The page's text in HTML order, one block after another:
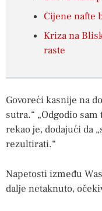
Cijene nafte
Kriza na
raste
Govoreći kasnije na
sutra.“ „Odgodio
rekao je, dodajući da
rezultirati.“
Napetosti između
dalje netaknuto,